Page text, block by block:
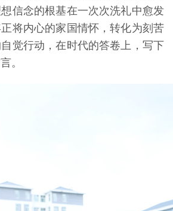
信念的根基在一次次洗礼中愈发
将内心的家国情怀，转化为刻苦
觉行动，在时代的答卷上，写下
。